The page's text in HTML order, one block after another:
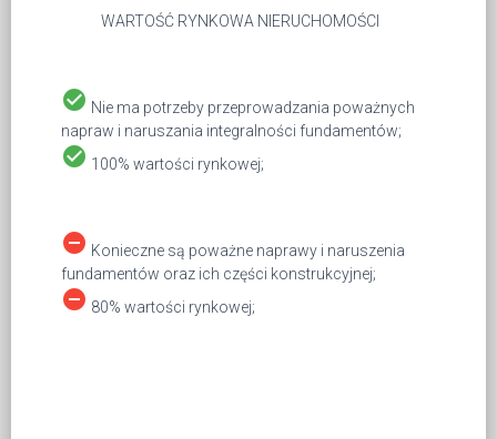
WARTOŚĆ RYNKOWA NIERUCHOMOŚCI
check_circle Nie ma potrzeby przeprowadzania poważnych
napraw i naruszania integralności fundamentów;
check_circle 100% wartości rynkowej;
remove_circle Konieczne są poważne naprawy i naruszenia
fundamentów oraz ich części konstrukcyjnej;
remove_circle 80% wartości rynkowej;